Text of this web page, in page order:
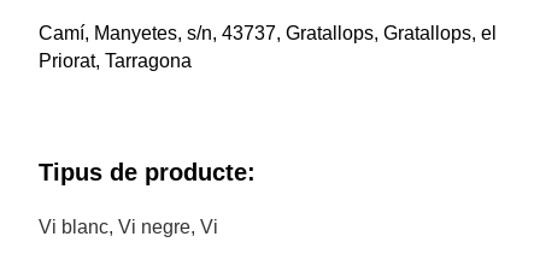
Camí, Manyetes, s/n, 43737, Gratallops, Gratallops, el
Priorat, Tarragona
Tipus de producte:
Vi blanc, Vi negre, Vi